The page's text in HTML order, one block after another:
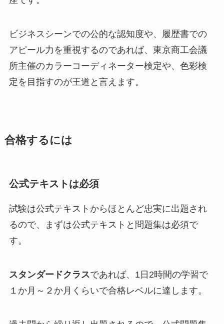
ビジネスシーンでの公的な認知度や、履歴書での
アピール力を重視するのであれば、東京商工会議
所主催のカラーコーディネーター検定や、色彩検
定を目指すのが王道と言えます。
合格するには
公式テキストは必須
試験は公式テキストからほとんど忠実に出題され
るので、まずは公式テキストと問題集は必須で
す。
スタンダードクラスであれば、1日2時間の学習で
１か月～２か月くらいで合格レベルに達します。